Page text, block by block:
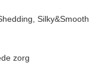
Silky&Smooth
zorg